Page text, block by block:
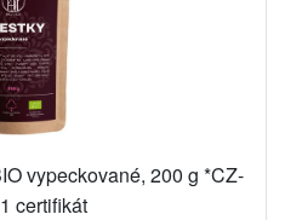
vypeckované, 200 g *CZ-
certifikát